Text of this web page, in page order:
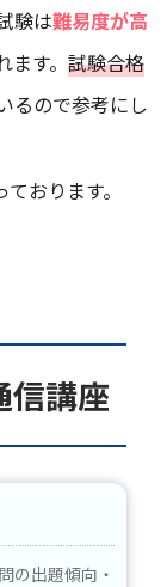
験は難易度が高
す。 試験合格
るので参考にし
おります。
講座
の出題傾向・